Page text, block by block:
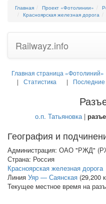
Главная Проект «Фотолинии»
Красноярская железная дорога
Railwayz.info
Главная страница «Фотолиний»
Статистика
о.п. Татьяновка|
География и
Администрация: ОАО "РЖД"
Страна: Россия
Красноярская железная дорога
Линия Уяр — Саянская (29,200
Текущее местное время на